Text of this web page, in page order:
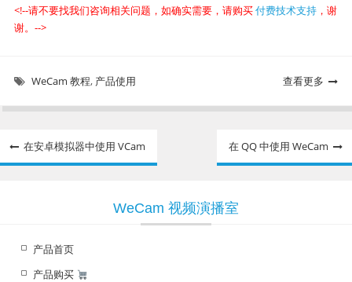
<!--请不要找我们咨询相关问题，如确实需要，请购买付费技术支持，谢
谢。-->
WeCam 教程, 产品使用 查看更多
在安卓模拟器中使用 VCam 在 QQ 中使用 WeCam
WeCam 视频演播室
产品首页
产品购买